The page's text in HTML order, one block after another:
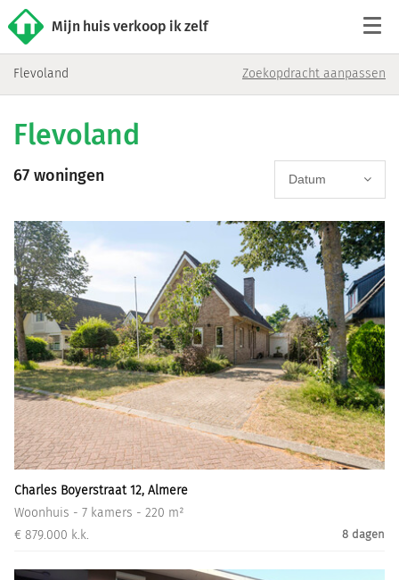
Mijn huis verkoop ik zelf
Reviews
Contact
Verkoop starten
Informatiegesprek
Inloggen
Flevoland Zoekopdracht aanpassen
Flevoland
67 woningen Datum
Charles Boyerstraat 12, Almere
Woonhuis - 7 kamers - 220 m²
€ 879.000 k.k.
8 dagen